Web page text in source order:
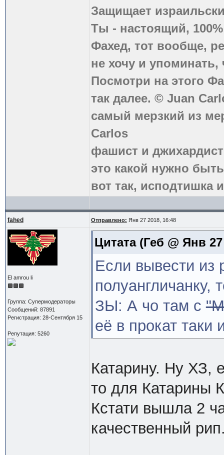
Защищает
Ты - настоящий,
Фахед, тот вообще,
не хочу и
Посмотри на этого
так далее. © Juan
самый мерзкий из
Carlos
фашист и
это какой нужно
вот так, исподтишка
fahed Отправлено: Янв 27 2018, 16:48
El amrou li
Группа: Супермодераторы
Сообщений: 87891
Регистрация: 28-Сентября 15
Репутация: 5260
Цитата(Геб @ Янв 27
Если вывести из
полуангличанку,
ЗЫ: А чо там с
её в прокат таки
Катарину. Ну ХЗ,
то для Катарины
Кстати вышла 2
качественный